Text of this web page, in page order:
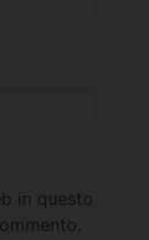
in questo